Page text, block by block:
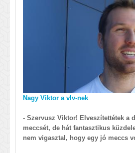
Nagy Viktor a vlv-nek
- Szervusz Viktor! Elveszítettétek a
meccsét, de hát fantasztikus
nem vigasztal, hogy egy jó meccs